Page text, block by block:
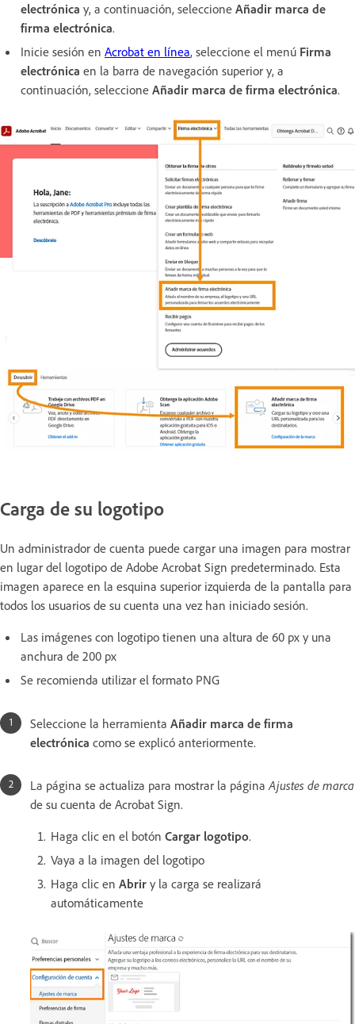
electrónica y, a continuación, seleccione Añadir marca de
firma electrónica.
Inicie sesión en Acrobat en línea, seleccione el menú Firma
electrónica en la barra de navegación superior y, a
continuación, seleccione Añadir marca de firma electrónica.
Carga de su logotipo
Un administrador de cuenta puede cargar una imagen para mostrar
en lugar del logotipo de Adobe Acrobat Sign predeterminado. Esta
imagen aparece en la esquina superior izquierda de la pantalla para
todos los usuarios de su cuenta una vez han iniciado sesión.
Las imágenes con logotipo tienen una altura de 60 px y una
anchura de 200 px
Se recomienda utilizar el formato PNG
Seleccione la herramienta Añadir marca de firma
electrónica como se explicó anteriormente.
La página se actualiza para mostrar la página Ajustes de marca
de su cuenta de Acrobat Sign.
Haga clic en el botón Cargar logotipo.
Vaya a la imagen del logotipo
Haga clic en Abrir y la carga se realizará
automáticamente